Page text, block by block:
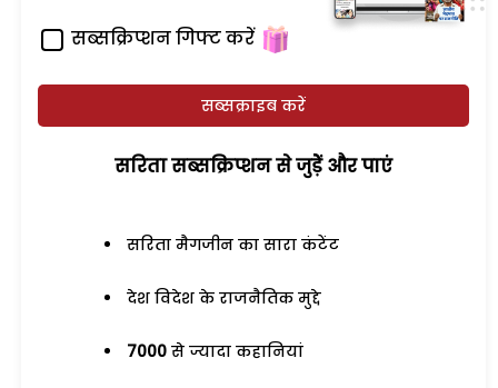
सब्सक्रिप्शन गिफ्ट करें
सब्सक्राइब करें
सरिता सब्सक्रिप्शन से जुड़ेें और पाएं
सरिता मैगजीन का सारा कंटेंट
देश विदेश के राजनैतिक मुद्दे
7000 से ज्यादा कहानियां